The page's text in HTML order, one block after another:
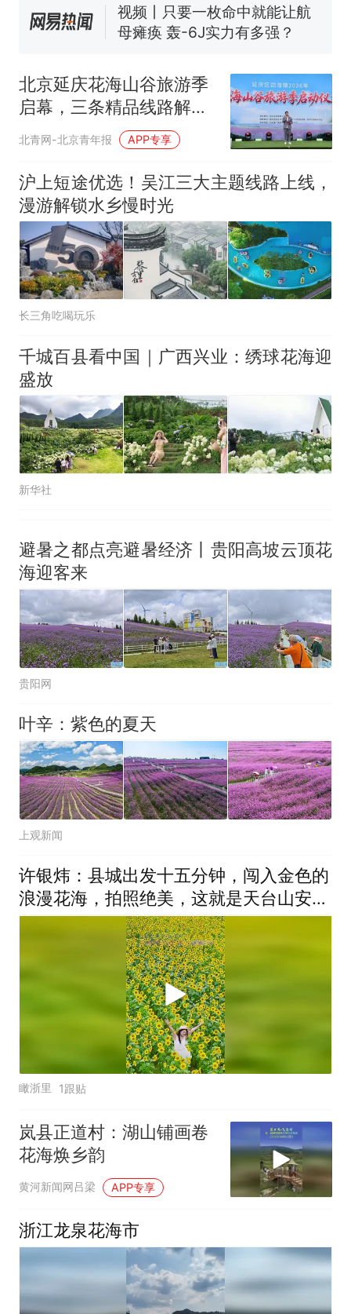
了……
视频丨只要一枚命中就能让航
母瘫痪 轰-6J实力有多强？
电力部门回应
佛山一中学招聘物理教师，笔
试前13名均遭淘汰？教育局：
已叫停招聘，成立调查组全面
热 十多万人报名的考试，成绩
北京延庆花海山谷旅游季
启幕，三条精品线路解锁
四季花海新玩法
北青网-北京青年报 APP专享
沪上短途优选！吴江三大主题线路上线，
漫游解锁水乡慢时光
长三角吃喝玩乐
千城百县看中国｜广西兴业：绣球花海迎
盛放
新华社
避暑之都点亮避暑经济丨贵阳高坡云顶花
海迎客来
贵阳网
叶辛：紫色的夏天
上观新闻
许银炜：县城出发十五分钟，闯入金色的
浪漫花海，拍照绝美，这就是天台山安科
大片的向日葵盛放，快快来打卡
瞰浙里 1跟贴
岚县正道村：湖山铺画卷
花海焕乡韵
黄河新闻网吕梁 APP专享
浙江龙泉花海市